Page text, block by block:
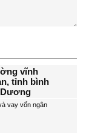
vĩnh
tỉnh bình